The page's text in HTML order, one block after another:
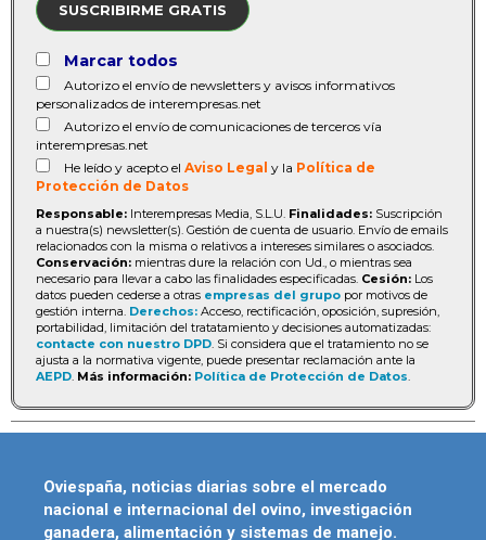
SUSCRIBIRME GRATIS
Marcar todos
Autorizo el envío de newsletters y avisos informativos
personalizados de interempresas.net
Autorizo el envío de comunicaciones de terceros vía
interempresas.net
He leído y acepto el Aviso Legal y la Política de
Protección de Datos
Responsable: Interempresas Media, S.L.U. Finalidades: Suscripción
a nuestra(s) newsletter(s). Gestión de cuenta de usuario. Envío de emails
relacionados con la misma o relativos a intereses similares o asociados.
Conservación: mientras dure la relación con Ud., o mientras sea
necesario para llevar a cabo las finalidades especificadas. Cesión: Los
datos pueden cederse a otras empresas del grupo por motivos de
gestión interna. Derechos: Acceso, rectificación, oposición, supresión,
portabilidad, limitación del tratatamiento y decisiones automatizadas:
contacte con nuestro DPD. Si considera que el tratamiento no se
ajusta a la normativa vigente, puede presentar reclamación ante la
AEPD. Más información: Política de Protección de Datos.
Oviespaña, noticias diarias sobre el mercado
nacional e internacional del ovino, investigación
ganadera, alimentación y sistemas de manejo.